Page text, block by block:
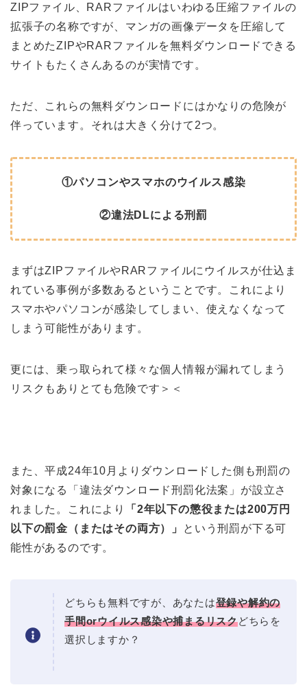
ZIPファイル、RARファイルはいわゆる圧縮ファイルの
拡張子の名称ですが、マンガの画像データを圧縮して
まとめたZIPやRARファイルを無料ダウンロードできる
サイトもたくさんあるのが実情です。
ただ、これらの無料ダウンロードにはかなりの危険が
伴っています。それは大きく分けて2つ。
①パソコンやスマホのウイルス感染
②違法DLによる刑罰
まずはZIPファイルやRARファイルにウイルスが仕込ま
れている事例が多数あるということです。これにより
スマホやパソコンが感染してしまい、使えなくなって
しまう可能性があります。
更には、乗っ取られて様々な個人情報が漏れてしまう
リスクもありとても危険です＞＜
また、平成24年10月よりダウンロードした側も刑罰の
対象になる「違法ダウンロード刑罰化法案」が設立さ
れました。これにより
「2年以下の懲役または200万円
以下の罰金（またはその両方）」
という刑罰が下る可
能性があるのです。
どちらも無料ですが、あなたは登録や解約の
手間orウイルス感染や捕まるリスクどちらを
選択しますか？